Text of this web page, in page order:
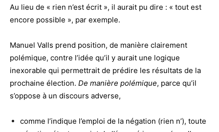
Au lieu de « rien n’est écrit », il aurait pu dire : « tout est
encore possible », par exemple.
Manuel Valls prend position, de manière clairement
polémique, contre l’idée qu’il y aurait une logique
inexorable qui permettrait de prédire les résultats de la
prochaine élection. De manière polémique, parce qu’il
s’oppose à un discours adverse,
comme l’indique l’emploi de la négation (rien n’), toute